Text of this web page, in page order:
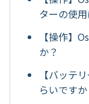
ターの使
【操作】
か？
【バッテ
らいですか